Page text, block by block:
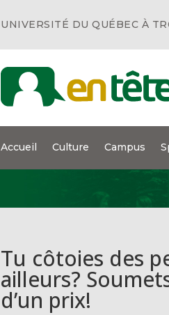
UNIVERSITÉ DU QUÉBEC À
Accueil Culture Campus
Tu côtoies des
ailleurs?
d’un prix!